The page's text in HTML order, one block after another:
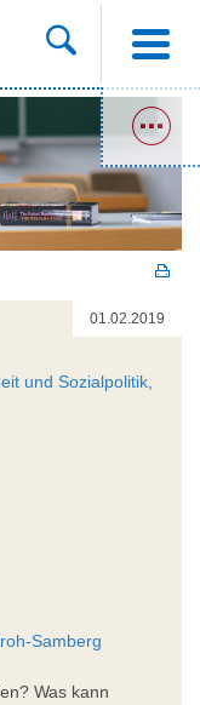
01.02.2019
und Sozialpolitik,
Samberg
Was kann